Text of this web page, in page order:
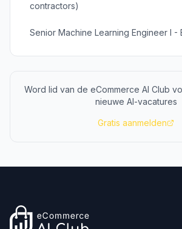
contractors)
Senior Machine Learning Engineer I -
Word lid van de eCommerce AI Club
nieuwe AI-vacatures
Gratis aanmelden